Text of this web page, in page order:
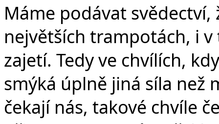
Máme podávat
největších trampotách, i
zajetí. Tedy ve chvílích,
smýká úplně jiná síla než
čekají nás, takové chvíle